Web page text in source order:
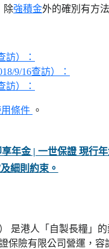
除強積金外的確別有方法
訪）：
9/16查訪）：
訪）：
條件 。
年金 | 一世保證 現行
細則約束。
是港人「自製長糧」
保險有限公司營運，